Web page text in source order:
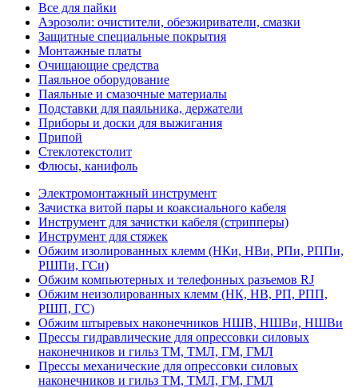
Все для пайки
Аэрозоли: очистители, обезжириватели, смазки
Защитные специальные покрытия
Монтажные платы
Очищающие средства
Паяльное оборудование
Паяльные и смазочные материалы
Подставки для паяльника, держатели
Приборы и доски для выжигания
Припой
Стеклотекстолит
Флюсы, канифоль
Электромонтажный инструмент
Зачистка витой пары и коаксиального кабеля
Инструмент для зачистки кабеля (стрипперы)
Инструмент для стяжек
Обжим изолированных клемм (НКи, НВи, РПи, РППи,
РШПи, ГСи)
Обжим компьютерных и телефонных разъемов RJ
Обжим неизолированных клемм (НК, НВ, РП, РПП,
РШП, ГС)
Обжим штыревых наконечников НШВ, НШВи, НШВи
Прессы гидравлические для опрессовки силовых
наконечников и гильз ТМ, ТМЛ, ГМ, ГМЛ
Прессы механические для опрессовки силовых
наконечников и гильз ТМ, ТМЛ, ГМ, ГМЛ